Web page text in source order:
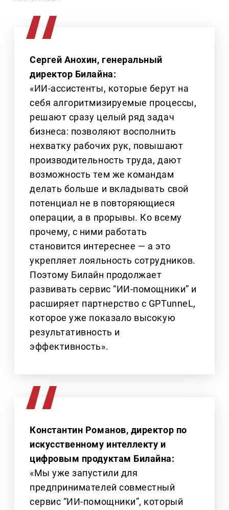
Сергей Анохин, генеральный
директор Билайна:
«ИИ-ассистенты, которые берут на
себя алгоритмизируемые процессы,
решают сразу целый ряд задач
бизнеса: позволяют восполнить
нехватку рабочих рук, повышают
производительность труда, дают
возможность тем же командам
делать больше и вкладывать свой
потенциал не в повторяющиеся
операции, а в прорывы. Ко всему
прочему, с ними работать
становится интереснее — а это
укрепляет лояльность сотрудников.
Поэтому Билайн продолжает
развивать сервис “ИИ-помощники” и
расширяет партнерство с GPTunneL,
которое уже показало высокую
результативность и
эффективность».
Константин Романов, директор по
искусственному интеллекту и
цифровым продуктам Билайна:
«Мы уже запустили для
предпринимателей совместный
сервис “ИИ-помощники”, который